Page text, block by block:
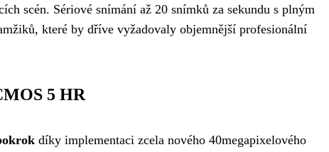
scén. Sériové snímání až 20 snímků za sekundu s plným
které by dříve vyžadovaly objemnější profesionální
5 HR
díky implementaci zcela nového 40megapixelového